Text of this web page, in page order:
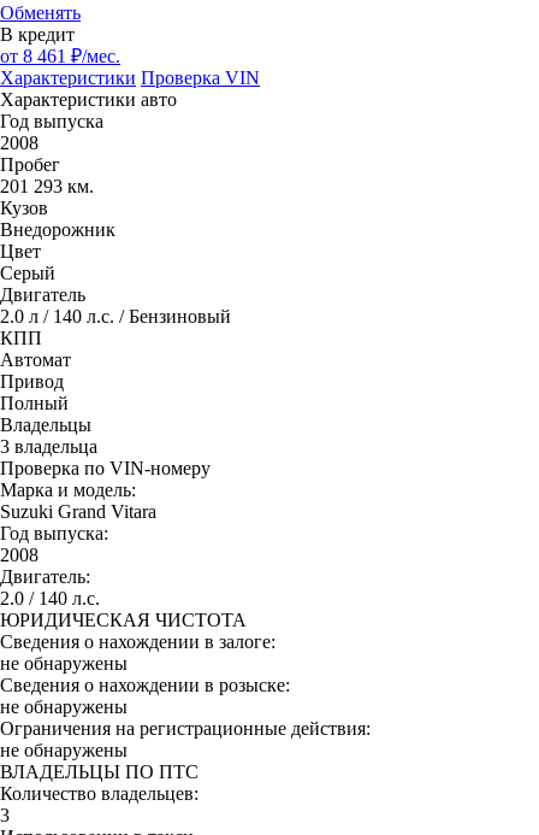
Обменять
В кредит
от 8 461 ₽/мес.
Характеристики Проверка VIN
Характеристики авто
Год выпуска
2008
Пробег
201 293 км.
Кузов
Внедорожник
Цвет
Серый
Двигатель
2.0 л / 140 л.с. / Бензиновый
КПП
Автомат
Привод
Полный
Владельцы
3 владельца
Проверка по VIN-номеру
Марка и модель:
Suzuki Grand Vitara
Год выпуска:
2008
Двигатель:
2.0 / 140 л.с.
ЮРИДИЧЕСКАЯ ЧИСТОТА
Сведения о нахождении в залоге:
не обнаружены
Сведения о нахождении в розыске:
не обнаружены
Ограничения на регистрационные действия:
не обнаружены
ВЛАДЕЛЬЦЫ ПО ПТС
Количество владельцев:
3